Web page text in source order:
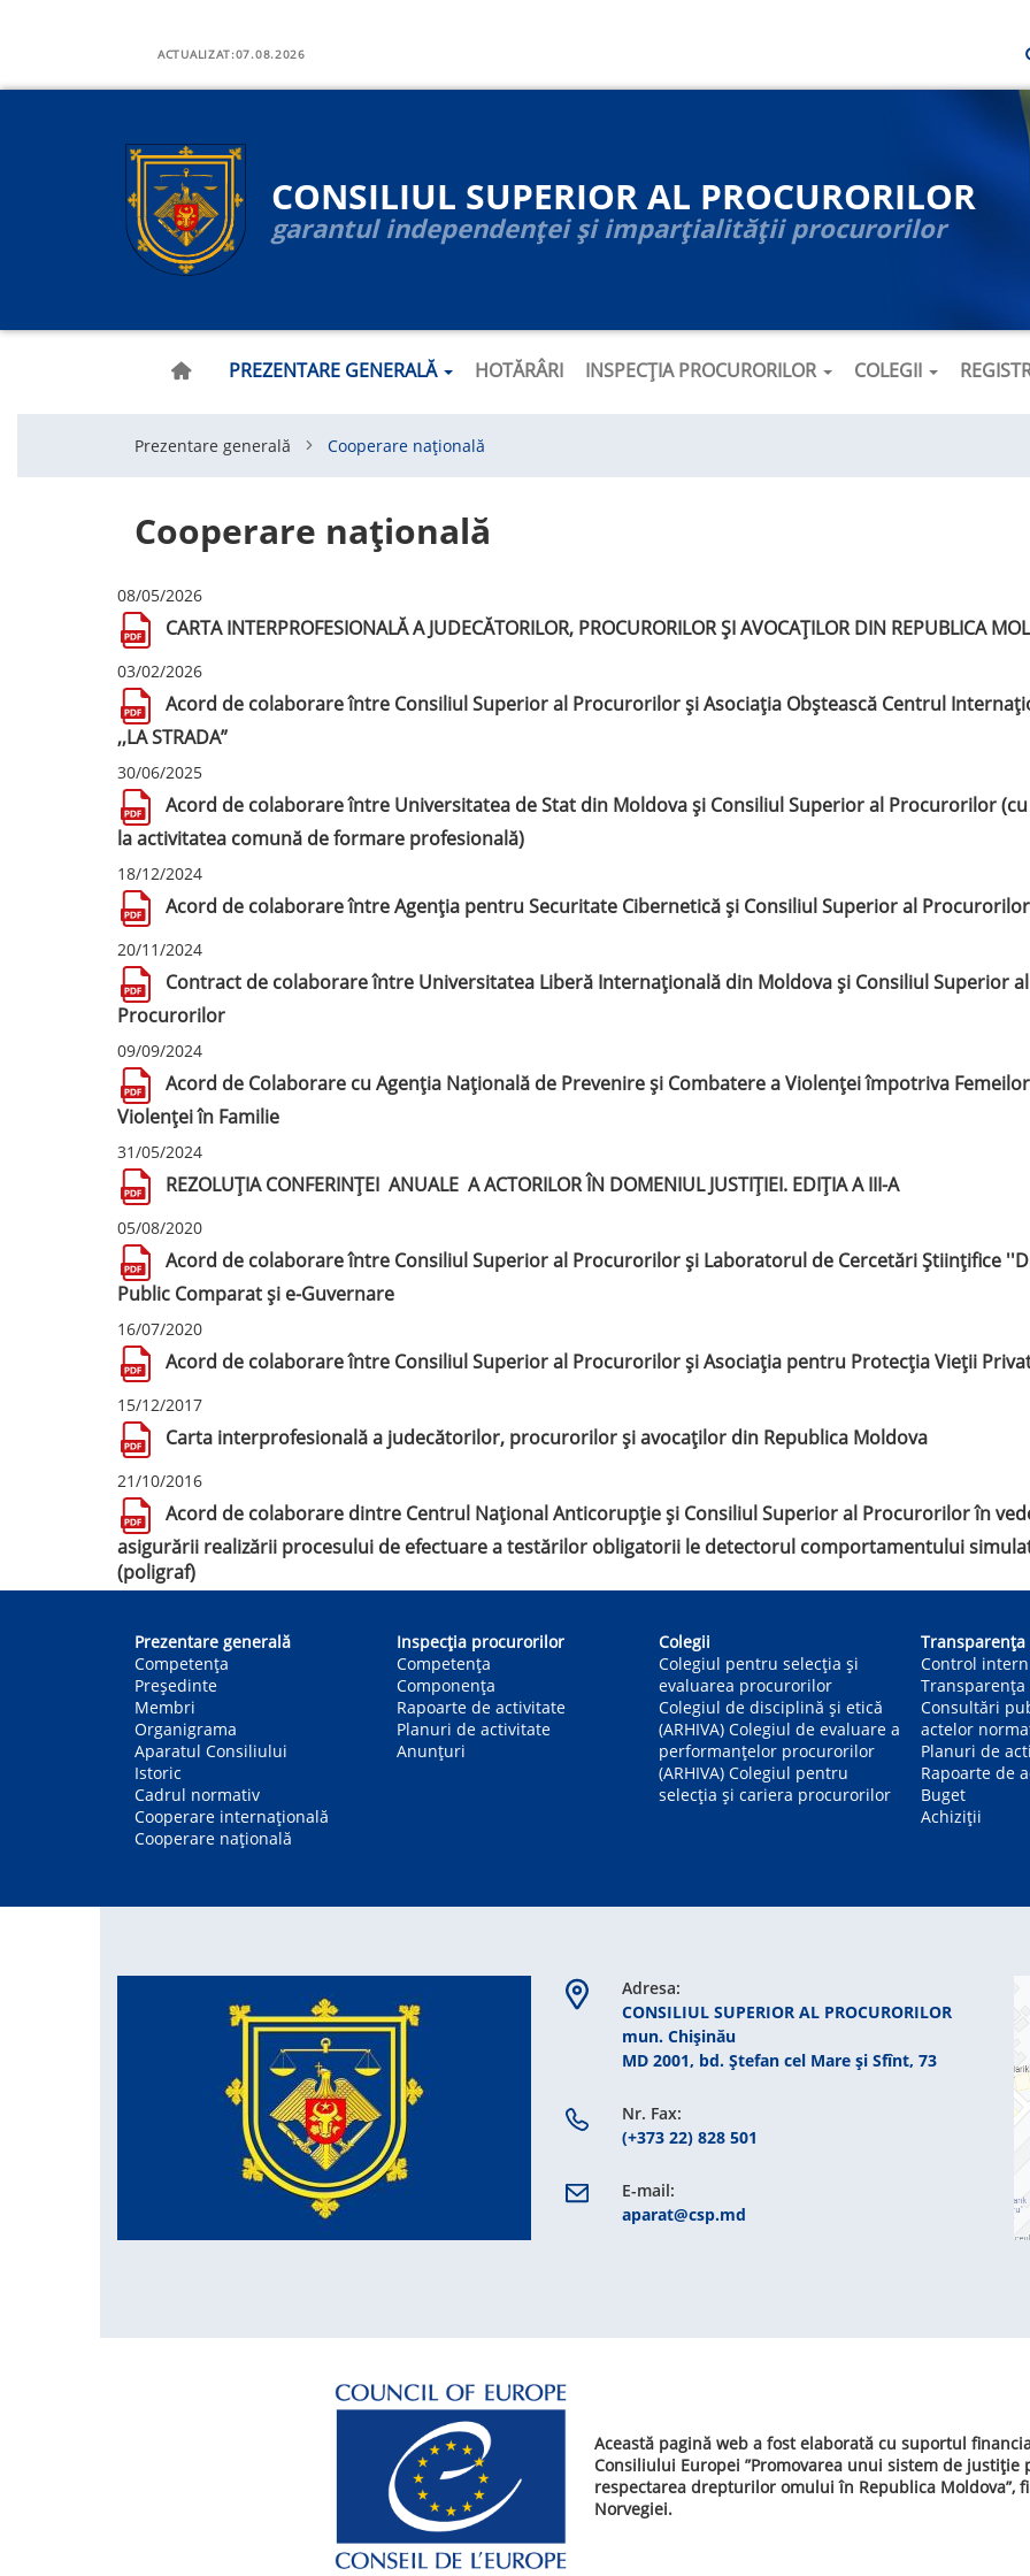
ACTUALIZAT:07.08.2026
CONSILIUL SUPERIOR AL PROCURORILOR
garantul independenței și imparțialității procurorilor
Navigare
principală
PREZENTARE GENERALĂ HOTĂRÂRI INSPECȚIA PROCURORILOR COLEGII
Prezentare generală Cooperare națională
Cooperare națională
08/05/2026
CARTA INTERPROFESIONALĂ A JUDECĂTORILOR, PROCURORILOR ȘI AVOCAȚILOR DIN REPUBLICA
03/02/2026
Acord de colaborare între Consiliul Superior al Procurorilor și Asociația Obștească Centrul
,,LA STRADA”
30/06/2025
Acord de colaborare între Universitatea de Stat din Moldova și Consiliul Superior al Procurorilor
la activitatea comună de formare profesională)
18/12/2024
Acord de colaborare între Agenția pentru Securitate Cibernetică și Consiliul Superior al Procurorilor
20/11/2024
Contract de colaborare între Universitatea Liberă Internațională din Moldova și Consiliul Superior al
Procurorilor
09/09/2024
Acord de Colaborare cu Agenția Națională de Prevenire și Combatere a Violenței împotriva
Violenței în Familie
31/05/2024
REZOLUŢIA CONFERINȚEI ANUALE A ACTORILOR ÎN DOMENIUL JUSTIȚIEI. EDIȚIA A III-A
05/08/2020
Acord de colaborare între Consiliul Superior al Procurorilor și Laboratorul de Cercetări Științifice
Public Comparat și e-Guvernare
16/07/2020
Acord de colaborare între Consiliul Superior al Procurorilor și Asociația pentru Protecția Vieții
15/12/2017
Carta interprofesională a judecătorilor, procurorilor și avocaților din Republica Moldova
21/10/2016
Acord de colaborare dintre Centrul Național Anticorupție și Consiliul Superior al Procurorilor în
asigurării realizării procesului de efectuare a testărilor obligatorii le detectorul comportamentului
(poligraf)
navigation
Prezentare generală
Competența
Președinte
Membri
Organigrama
Aparatul Consiliului
Istoric
Cadrul normativ
Cooperare internațională
Cooperare națională
Inspecția procurorilor
Competenţa
Componența
Rapoarte de activitate
Planuri de activitate
Anunțuri
Colegii
Colegiul pentru selecția și
evaluarea procurorilor
Colegiul de disciplină și etică
(ARHIVA) Colegiul de evaluare a
performanțelor procurorilor
(ARHIVA) Colegiul pentru
selecția și cariera procurorilor
Transparența
Control
Transparența
Consultări
actelor
Planuri de
Rapoarte de
Buget
Achiziții
Adresa:
CONSILIUL SUPERIOR AL PROCURORILOR
mun. Chişinău
MD 2001, bd. Ștefan cel Mare şi Sfînt, 73
Nr. Fax:
(+373 22) 828 501
E-mail:
aparat@csp.md
Această pagină web a fost elaborată cu suportul
Consiliului Europei ”Promovarea unui sistem de justiție
respectarea drepturilor omului în Republica Moldova”,
Norvegiei.